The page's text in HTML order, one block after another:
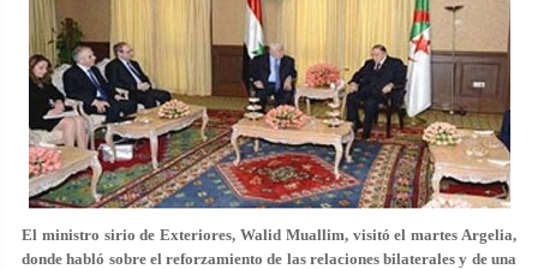
El ministro sirio de Exteriores, Walid Muallim, visitó el martes Argelia,
donde habló sobre el reforzamiento de las relaciones bilaterales y de una